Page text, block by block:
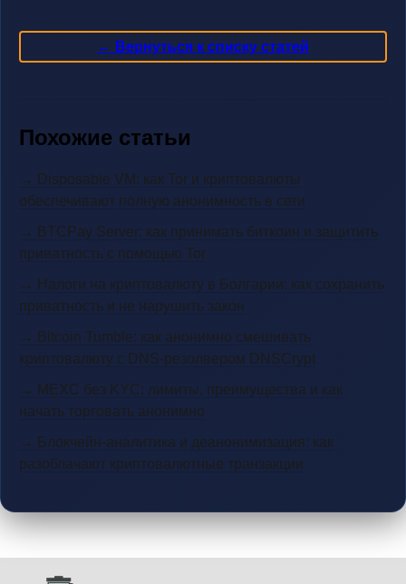
← Вернуться к списку статей
Похожие статьи
→ Disposable VM: как Tor и криптовалюты
обеспечивают полную анонимность в сети
→ BTCPay Server: как принимать биткоин и защитить
приватность с помощью Tor
→ Налоги на криптовалюту в Болгарии: как сохранить
приватность и не нарушить закон
→ Bitcoin Tumble: как анонимно смешивать
криптовалюту с DNS-резолвером DNSCrypt
→ MEXC без KYC: лимиты, преимущества и как
начать торговать анонимно
→ Блокчейн-аналитика и деанонимизация: как
разоблачают криптовалютные транзакции